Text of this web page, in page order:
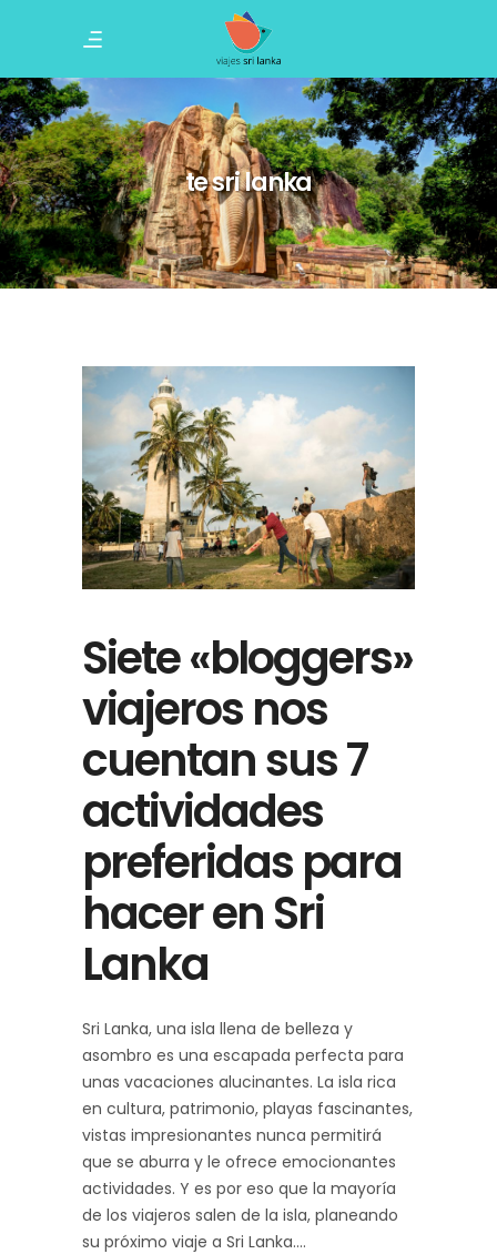
te sri lanka
Siete «bloggers»
viajeros nos
cuentan sus 7
actividades
preferidas para
hacer en Sri
Lanka
Sri Lanka, una isla llena de belleza y
asombro es una escapada perfecta para
unas vacaciones alucinantes. La isla rica
en cultura, patrimonio, playas fascinantes,
vistas impresionantes nunca permitirá
que se aburra y le ofrece emocionantes
actividades. Y es por eso que la mayoría
de los viajeros salen de la isla, planeando
su próximo viaje a Sri Lanka.